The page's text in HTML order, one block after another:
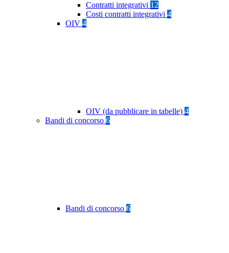
Contratti integrativi 12
Costi contratti integrativi 4
OIV 4
OIV (da pubblicare in tabelle) 4
Bandi di concorso 6
Bandi di concorso 6